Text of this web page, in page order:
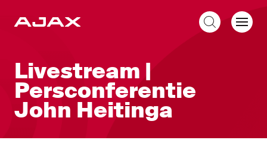
Livestream |
Persconferentie
John Heitinga